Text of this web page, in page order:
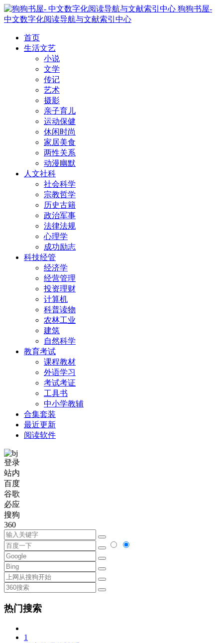
狗狗书屋-
中文数字化阅读导航与文献索引中心
首页
生活文艺
小说
文学
传记
艺术
摄影
亲子育儿
运动保健
休闲时尚
家居美食
两性关系
动漫幽默
人文社科
社会科学
宗教哲学
历史古籍
政治军事
法律法规
心理学
成功励志
科技经管
经济学
经营管理
投资理财
计算机
科普读物
农林工业
建筑
自然科学
教育考试
课程教材
外语学习
考试考证
工具书
中小学教辅
合集套装
最近更新
阅读软件
登录
站内
百度
谷歌
必应
搜狗
360
热门搜索
1